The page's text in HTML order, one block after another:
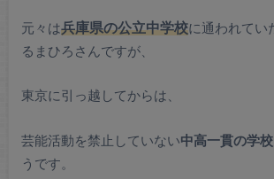
元々は兵庫県の公立中学校に通われてい
るまひろさんですが、
東京に引っ越してからは、
芸能活動を禁止していない中高一貫の学校
うです。